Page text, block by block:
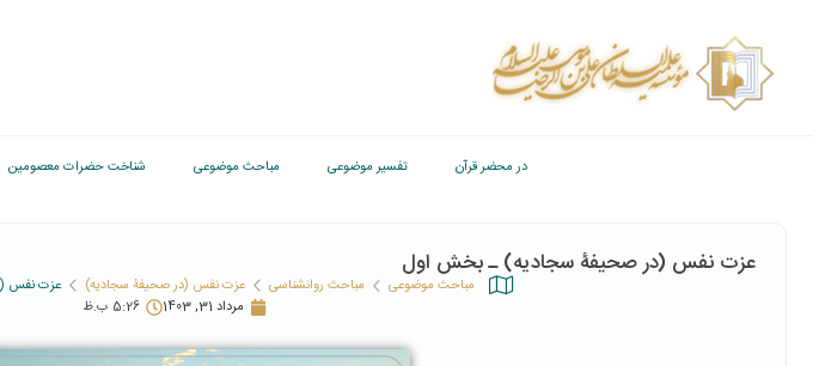
در محضر قرآن تفسیر موضوعی مباحث موضوعی شناخت حضرات معصومین
عزت نفس (در صحیفۀ سجادیه) ـ بخش اول
مباحث موضوعی مباحث روانشناسی عزت نفس (در صحیفۀ سجادیه)
عزت نفس
مرداد 31, 1403
5:26 ب.ظ